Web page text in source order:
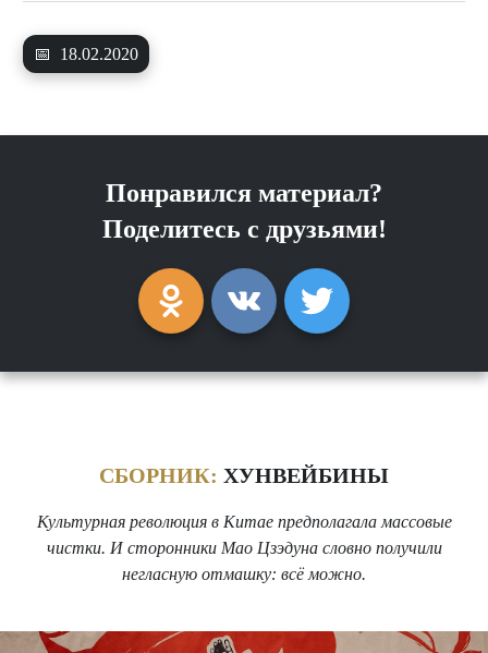
📅 18.02.2020
Понравился материал?
Поделитесь с друзьями!
СБОРНИК: ХУНВЕЙБИНЫ
Культурная революция в Китае предполагала массовые
чистки. И сторонники Мао Цзэдуна словно получили
негласную отмашку: всё можно.